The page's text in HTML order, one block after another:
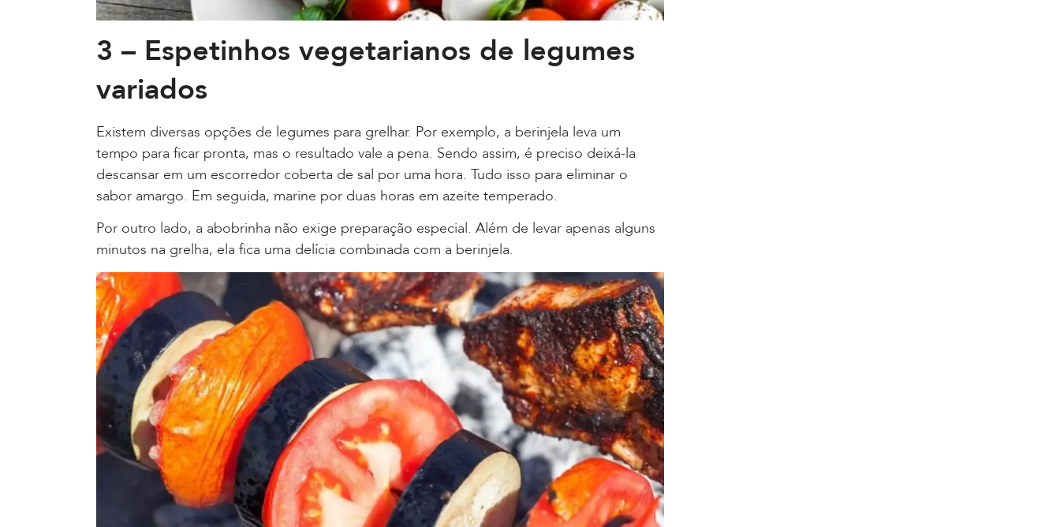
3 – Espetinhos vegetarianos de legumes
variados
Existem diversas opções de legumes para grelhar. Por exemplo, a berinjela leva um
tempo para ficar pronta, mas o resultado vale a pena. Sendo assim, é preciso deixá-la
descansar em um escorredor coberta de sal por uma hora. Tudo isso para eliminar o
sabor amargo. Em seguida, marine por duas horas em azeite temperado.
Por outro lado, a abobrinha não exige preparação especial. Além de levar apenas alguns
minutos na grelha, ela fica uma delícia combinada com a berinjela.